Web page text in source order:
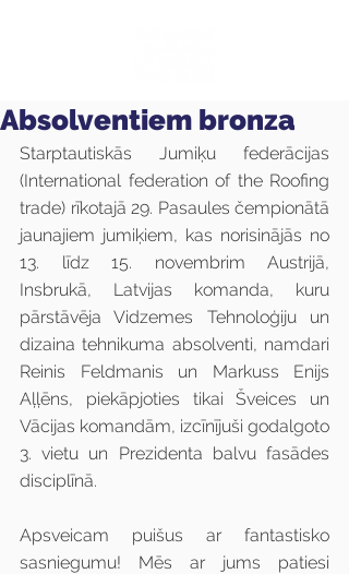
Absolventiem bronza
Starptautiskās Jumiķu federācijas
(International federation of the Roofing
trade) rīkotajā 29. Pasaules čempionātā
jaunajiem jumiķiem, kas norisinājās no
13. līdz 15. novembrim Austrijā,
Insbrukā, Latvijas komanda, kuru
pārstāvēja Vidzemes Tehnoloģiju un
dizaina tehnikuma absolventi, namdari
Reinis Feldmanis un Markuss Enijs
Aļļēns, piekāpjoties tikai Šveices un
Vācijas komandām, izcīnījuši godalgoto
3. vietu un Prezidenta balvu fasādes
disciplīnā.
Apsveicam puišus ar fantastisko
sasniegumu! Mēs ar jums patiesi